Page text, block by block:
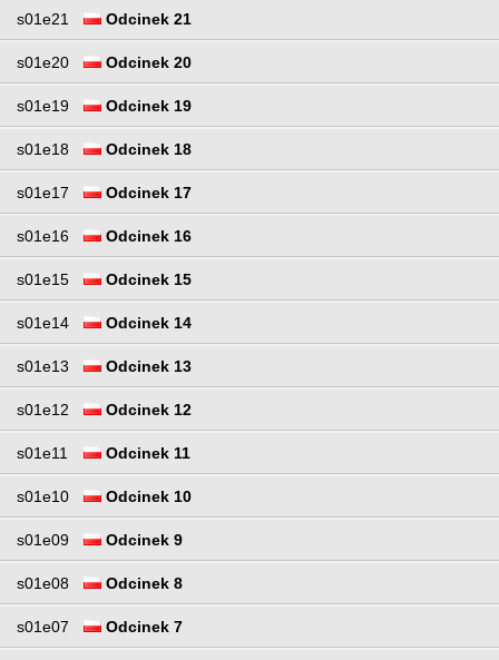
s01e21 Odcinek 21
s01e20 Odcinek 20
s01e19 Odcinek 19
s01e18 Odcinek 18
s01e17 Odcinek 17
s01e16 Odcinek 16
s01e15 Odcinek 15
s01e14 Odcinek 14
s01e13 Odcinek 13
s01e12 Odcinek 12
s01e11 Odcinek 11
s01e10 Odcinek 10
s01e09 Odcinek 9
s01e08 Odcinek 8
s01e07 Odcinek 7